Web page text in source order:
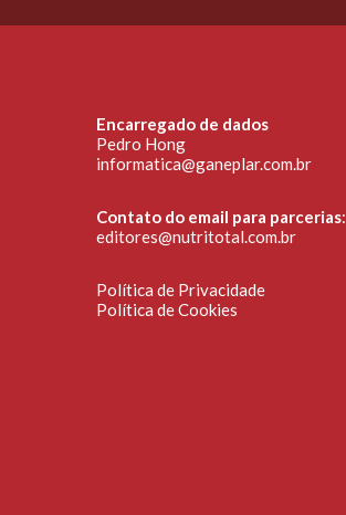
Encarregado de dados
Pedro Hong
informatica@ganeplar.com.br
Contato do email para parcerias:
editores@nutritotal.com.br
Política de Privacidade
Política de Cookies